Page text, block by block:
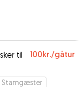
til
100kr./gåtur
Stamgæster